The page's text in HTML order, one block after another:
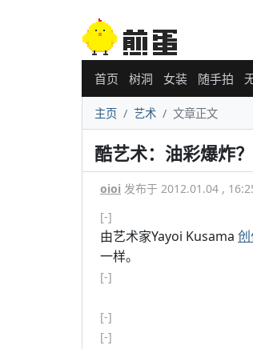
首页 树洞 女装 随手拍
主页 艺术 文章正文
酷艺术：油彩爆炸
oioi 发布于 2012.01.04 ,
[-]
由艺术家Yayoi Kusama
一样。
[-]
[-]
[-]